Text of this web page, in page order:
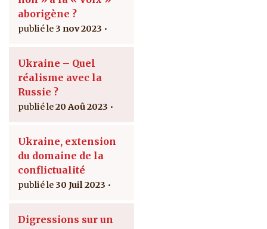
aborigène ?
3 nov 2023
Ukraine – Quel
réalisme avec la
Russie ?
20 Aoû 2023
Ukraine, extension
du domaine de la
conflictualité
30 Juil 2023
Digressions sur un